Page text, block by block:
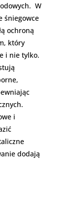
W
śniegowce
ochroną
który
i nie tylko.
i
dodają